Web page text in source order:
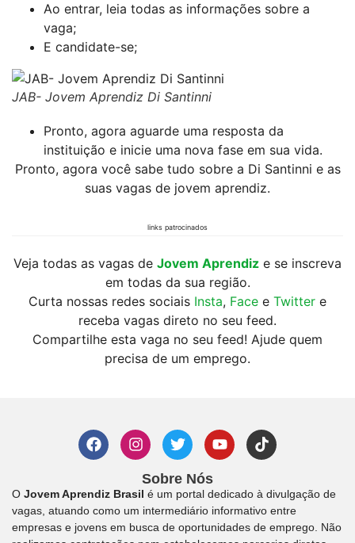
Ao entrar, leia todas as informações sobre a
vaga;
E candidate-se;
JAB- Jovem Aprendiz Di Santinni
Pronto, agora aguarde uma resposta da
instituição e inicie uma nova fase em sua vida.
Pronto, agora você sabe tudo sobre a Di Santinni e as
suas vagas de jovem aprendiz.
links patrocinados
Veja todas as vagas de Jovem Aprendiz e se inscreva
em todas da sua região.
Curta nossas redes sociais Insta, Face e Twitter e
receba vagas direto no seu feed.
Compartilhe esta vaga no seu feed! Ajude quem
precisa de um emprego.
Sobre Nós
O Jovem Aprendiz Brasil é um portal dedicado à divulgação de
vagas, atuando como um intermediário informativo entre
empresas e jovens em busca de oportunidades de emprego. Não